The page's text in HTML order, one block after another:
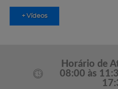
+ Vídeos
Horário de
08:00 às